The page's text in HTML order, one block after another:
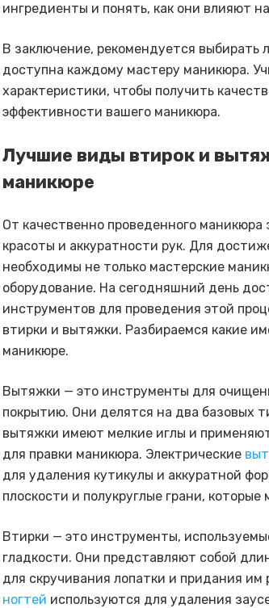
ингредиенты и понять, как они влияют
В заключение, рекомендуется выбирать
доступна каждому мастеру маникюра.
характеристики, чтобы получить
эффективности вашего маникюра.
Лучшие виды втирок и
маникюре
От качественно проведенного
красоты и аккуратности рук. Для
необходимы не только мастерские
оборудование. На сегодняшний день
инструментов для проведения этой
втирки и вытяжки. Разбираемся какие
маникюре.
Вытяжки — это инструменты для
покрытию. Они делятся на два базовых
вытяжки имеют мелкие иглы и
для правки маникюра. Электрические
для удаления кутикулы и аккуратной
плоскости и полукруглые грани,
Втирки — это инструменты,
гладкости. Они представляют собой
для скручивания лопатки и придания
ногтей используются для удаления